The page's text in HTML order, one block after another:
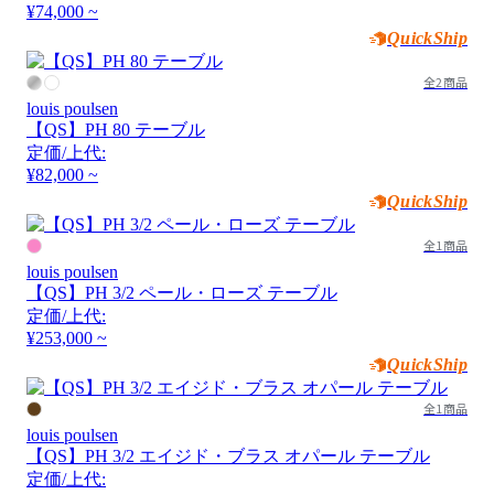
¥74,000 ~
QuickShip
全2商品
louis poulsen
【QS】PH 80 テーブル
定価/上代:
¥82,000 ~
QuickShip
全1商品
louis poulsen
【QS】PH 3/2 ペール・ローズ テーブル
定価/上代:
¥253,000 ~
QuickShip
全1商品
louis poulsen
【QS】PH 3/2 エイジド・ブラス オパール テーブル
定価/上代: